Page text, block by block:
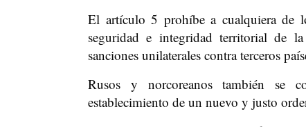
El artículo 5 prohíbe a cualquiera de
seguridad e integridad territorial de
sanciones unilaterales contra terceros
Rusos y norcoreanos también se
establecimiento de un nuevo y justo